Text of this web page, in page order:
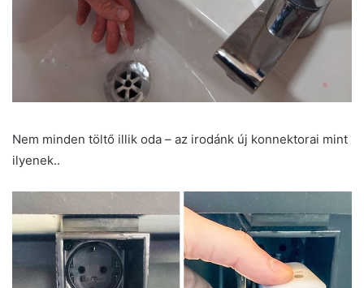
Nem minden töltő illik oda – az irodánk új konnektorai mint
ilyenek..